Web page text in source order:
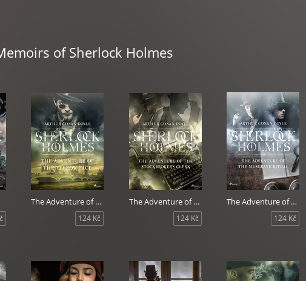
of Sherlock Holmes
The Adventure of the Yellow Face
124 Kč
The Adventure of the Stockbroker´s Clerk
124 Kč
The Adventure of the Musgrave Ritual
124 Kč